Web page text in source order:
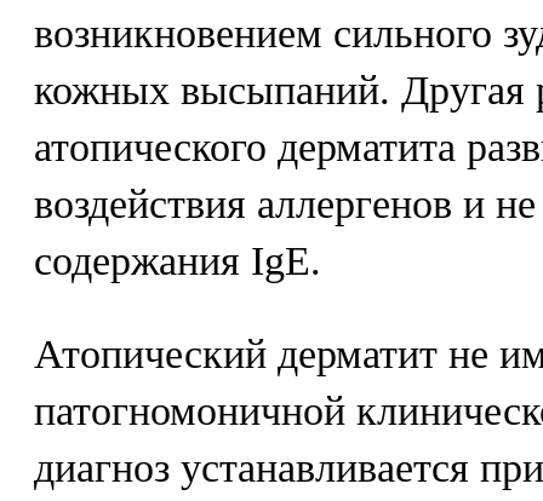
возникновением сильного
кожных высыпаний. Другая
атопического дерматита
воздействия аллергенов и
содержания IgE.
Атопический дерматит не
патогномоничной
диагноз устанавливается